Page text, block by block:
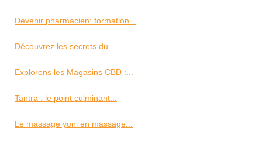
Devenir pharmacien: formation...
Découvrez les secrets du...
Explorons les Magasins CBD :...
Tantra : le point culminant...
Le massage yoni en massage...